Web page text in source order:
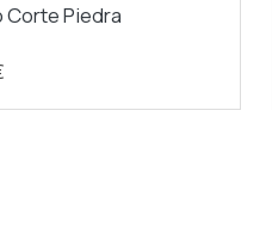
Corte Piedra